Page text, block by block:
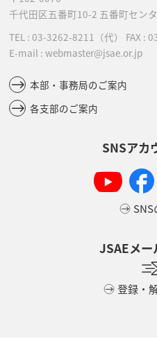
千代田区五番町10-2 五番町セン
TEL : 03-3262-8211 （代） FAX :
E-mail : webmaster@jsae.or.jp
本部・事務局のご案内
各支部のご案内
SNSアカ
JSAEメー
登録・